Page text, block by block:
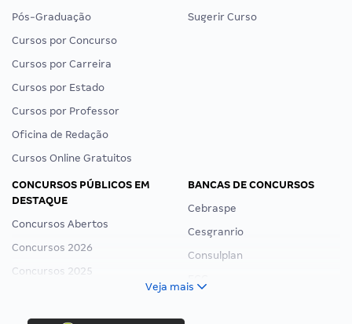
Pós-Graduação
Cursos por Concurso
Cursos por Carreira
Cursos por Estado
Cursos por Professor
Oficina de Redação
Cursos Online Gratuitos
Sugerir Curso
CONCURSOS PÚBLICOS EM
DESTAQUE
Concursos Abertos
Concursos 2026
Concursos 2025
Concurso Ibama
BANCAS DE CONCURSOS
Cebraspe
Cesgranrio
Consulplan
Veja mais